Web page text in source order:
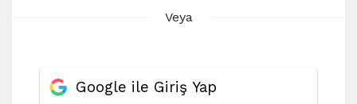
Veya
Google ile Giriş Yap